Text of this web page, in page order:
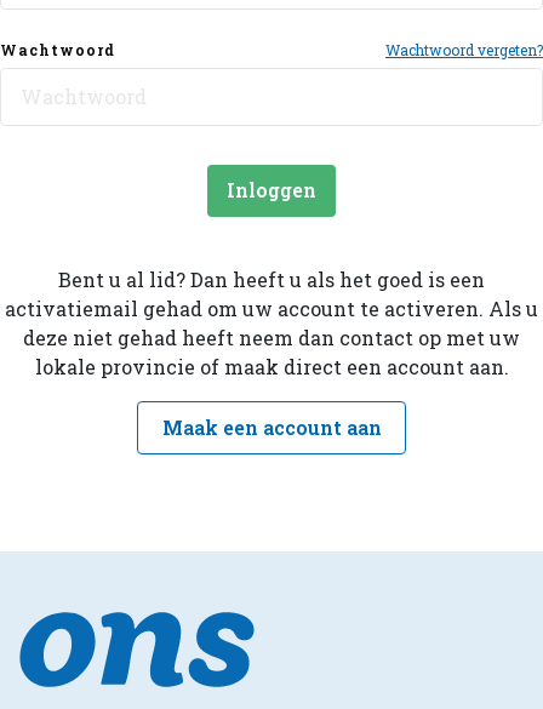
Wachtwoord Wachtwoord vergeten?
Inloggen
Bent u al lid? Dan heeft u als het goed is een
activatiemail gehad om uw account te activeren. Als u
deze niet gehad heeft neem dan contact op met uw
lokale provincie of maak direct een account aan.
Maak een account aan